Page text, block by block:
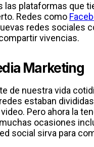
las plataformas que
Redes como
redes sociales
vivencias.
Marketing
de nuestra vida
estaban
Pero ahora la
ocasiones
social sirva para